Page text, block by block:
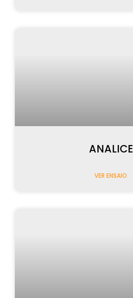
ANALICE
VER ENSAIO